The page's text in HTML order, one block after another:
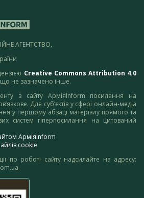
АГЕНТСТВО,
Creative Commons Attribution 4.0
не зазначено інше.
з сайту АрміяInform посилання на
Для суб’єктів у сфері онлайн-медіа
у першому абзаці матеріалу прямого та
систем гіперпосилання на цитований
АрміяInform
cookie
по роботі сайту надсилайте на адресу: